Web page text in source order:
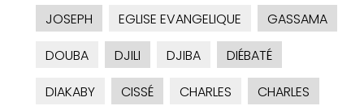
JOSEPH
EGLISE EVANGELIQUE
GASSAMA
DOUBA
DJILI DJIBA
DIÉBATÉ
DIAKABY
CISSÉ CHARLES
CHARLES